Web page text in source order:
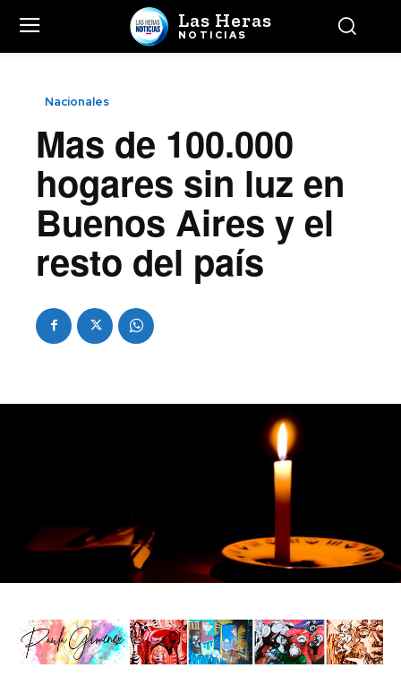
Las Heras
NOTICIAS
Nacionales
Mas de 100.000
hogares sin luz en
Buenos Aires y el
resto del país